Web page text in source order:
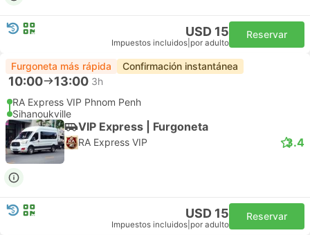
USD 15
Impuestos incluidos por adulto
Reservar
Furgoneta más rápida Confirmación instantánea
10:00 13:00 3h
RA Express VIP Phnom Penh
Sihanoukville
VIP Express | Furgoneta
RA Express VIP 3.4
USD 15
Impuestos incluidos por adulto
Reservar